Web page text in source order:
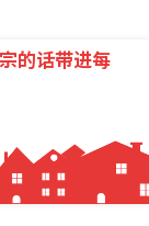
的话带进每